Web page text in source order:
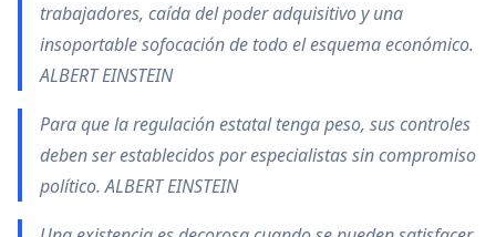
trabajadores, caída del poder adquisitivo y una
insoportable sofocación de todo el esquema económico.
ALBERT EINSTEIN
Para que la regulación estatal tenga peso, sus controles
deben ser establecidos por especialistas sin compromiso
político. ALBERT EINSTEIN